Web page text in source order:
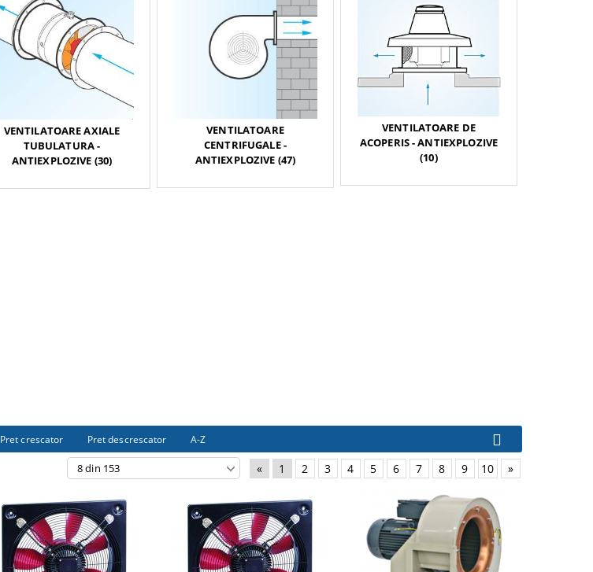
VENTILATOARE AXIALE
TUBULATURA -
ANTIEXPLOZIVE (30)
VENTILATOARE
CENTRIFUGALE -
ANTIEXPLOZIVE (47)
VENTILATOARE DE
ACOPERIS - ANTIEXPLOZIVE
(10)
Pret crescator Pret descrescator A-Z
« 1 2 3 4 5 6 7 8 9 10 »